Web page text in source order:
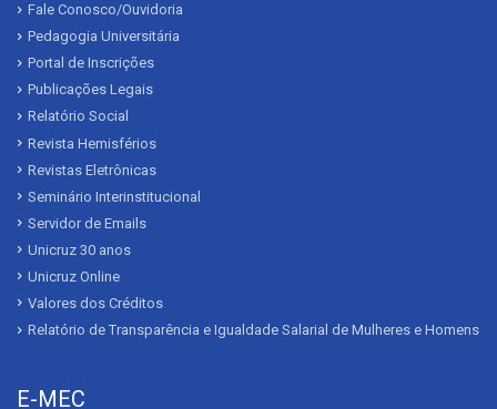
Fale Conosco/Ouvidoria
Pedagogia Universitária
Portal de Inscrições
Publicações Legais
Relatório Social
Revista Hemisférios
Revistas Eletrônicas
Seminário Interinstitucional
Servidor de Emails
Unicruz 30 anos
Unicruz Online
Valores dos Créditos
Relatório de Transparência e Igualdade Salarial de Mulheres e Homens
E-MEC